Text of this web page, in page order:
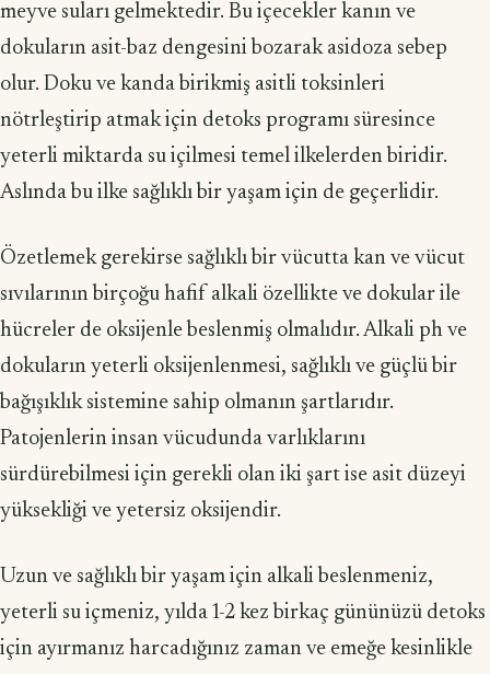
meyve suları gelmektedir. Bu içecekler kanın ve
dokuların asit-baz dengesini bozarak asidoza sebep
olur. Doku ve kanda birikmiş asitli toksinleri
nötrleştirip atmak için detoks programı süresince
yeterli miktarda su içilmesi temel ilkelerden biridir.
Aslında bu ilke sağlıklı bir yaşam için de geçerlidir.
Özetlemek gerekirse sağlıklı bir vücutta kan ve vücut
sıvılarının birçoğu hafif alkali özellikte ve dokular ile
hücreler de oksijenle beslenmiş olmalıdır. Alkali ph ve
dokuların yeterli oksijenlenmesi, sağlıklı ve güçlü bir
bağışıklık sistemine sahip olmanın şartlarıdır.
Patojenlerin insan vücudunda varlıklarını
sürdürebilmesi için gerekli olan iki şart ise asit düzeyi
yüksekliği ve yetersiz oksijendir.
Uzun ve sağlıklı bir yaşam için alkali beslenmeniz,
yeterli su içmeniz, yılda 1-2 kez birkaç gününüzü detoks
için ayırmanız harcadığınız zaman ve emeğe kesinlikle